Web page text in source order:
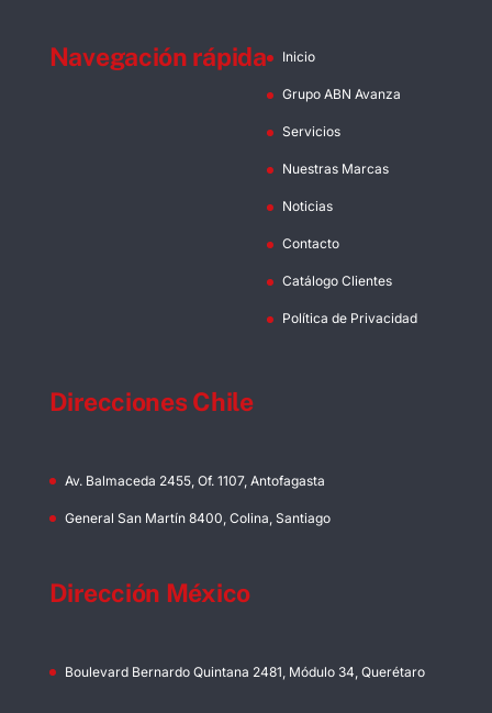
Navegación rápida Inicio
Grupo ABN Avanza
Servicios
Nuestras Marcas
Noticias
Contacto
Catálogo Clientes
Política de Privacidad
Direcciones Chile
Av. Balmaceda 2455, Of. 1107, Antofagasta
General San Martín 8400, Colina, Santiago
Dirección México
Boulevard Bernardo Quintana 2481, Módulo 34, Querétaro